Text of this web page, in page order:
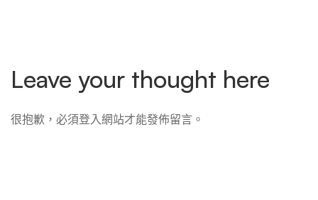
Leave your thought here
很抱歉，必須登入網站才能發佈留言。